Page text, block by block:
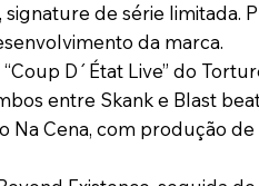
de série limitada.
da marca.
D´État Live” do
entre Skank e Blast
Na Cena, com produção